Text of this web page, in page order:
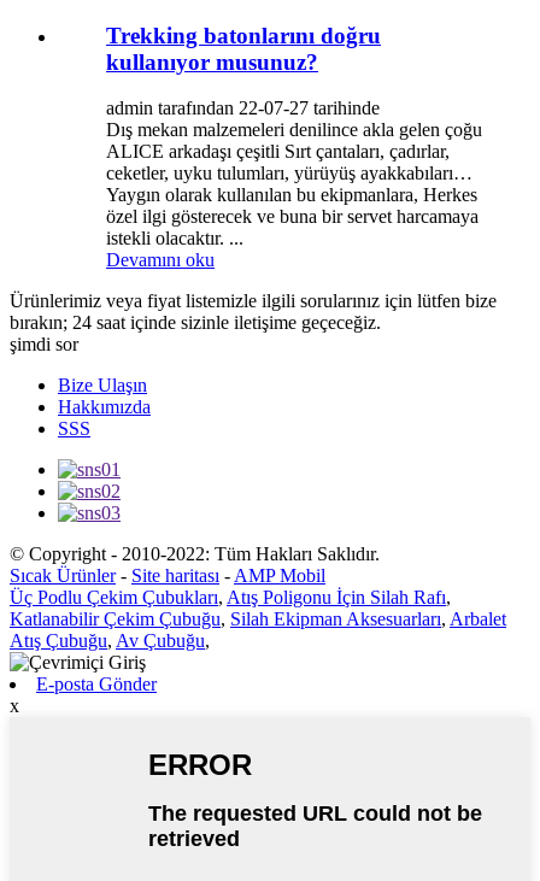
Trekking batonlarını doğru
kullanıyor musunuz?
admin tarafından 22-07-27 tarihinde
Dış mekan malzemeleri denilince akla gelen çoğu
ALICE arkadaşı çeşitli Sırt çantaları, çadırlar,
ceketler, uyku tulumları, yürüyüş ayakkabıları…
Yaygın olarak kullanılan bu ekipmanlara, Herkes
özel ilgi gösterecek ve buna bir servet harcamaya
istekli olacaktır. ...
Devamını oku
Ürünlerimiz veya fiyat listemizle ilgili sorularınız için lütfen bize
bırakın; 24 saat içinde sizinle iletişime geçeceğiz.
şimdi sor
Bize Ulaşın
Hakkımızda
SSS
© Copyright - 2010-2022: Tüm Hakları Saklıdır.
Sıcak Ürünler- Site haritası -AMP Mobil
Üç Podlu Çekim Çubukları, Atış Poligonu İçin Silah Rafı,
Katlanabilir Çekim Çubuğu, Silah Ekipman Aksesuarları, Arbalet
Atış Çubuğu, Av Çubuğu,
E-posta Gönder
x